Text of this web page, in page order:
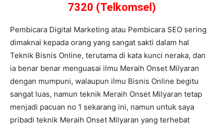
7320 (Telkomsel)
Pembicara Digital Marketing atau Pembicara SEO sering
dimaknai kepada orang yang sangat sakti dalam hal
Teknik Bisnis Online, terutama di kata kunci neraka, dan
ia benar benar menguasai ilmu Meraih Onset Milyaran
dengan mumpuni, walaupun ilmu Bisnis Online begitu
sangat luas, namun teknik Meraih Onset Milyaran tetap
menjadi pacuan no 1 sekarang ini, namun untuk saya
pribadi teknik Meraih Onset Milyaran yang terhebat